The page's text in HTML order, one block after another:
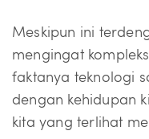
Meskipun ini
mengingat
faktanya teknologi
dengan kehidupan
kita yang terlihat